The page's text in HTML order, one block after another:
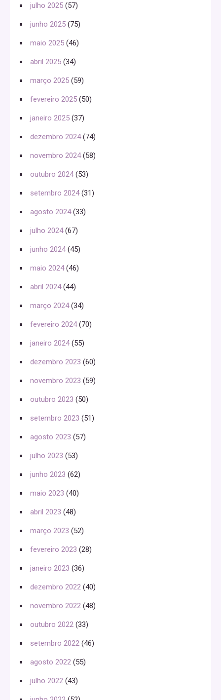
julho 2025 (57)
junho 2025 (75)
maio 2025 (46)
abril 2025 (34)
março 2025 (59)
fevereiro 2025 (50)
janeiro 2025 (37)
dezembro 2024(74)
novembro 2024(58)
outubro 2024(53)
setembro 2024(31)
agosto 2024(33)
julho 2024(67)
junho 2024(45)
maio 2024(46)
abril 2024(44)
março 2024(34)
fevereiro 2024(70)
janeiro 2024(55)
dezembro 2023 (60)
novembro 2023 (59)
outubro 2023 (50)
setembro 2023 (51)
agosto 2023 (57)
julho 2023 (53)
junho 2023 (62)
maio 2023 (40)
abril 2023 (48)
março 2023 (52)
fevereiro 2023 (28)
janeiro 2023 (36)
dezembro 2022 (40)
novembro 2022 (48)
outubro 2022 (33)
setembro 2022 (46)
agosto 2022 (55)
julho 2022 (43)